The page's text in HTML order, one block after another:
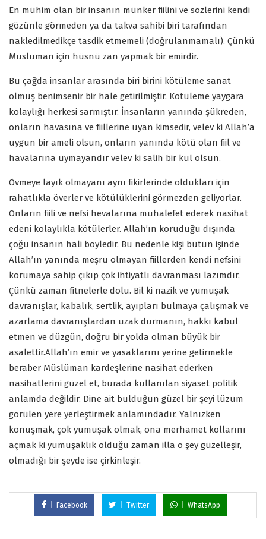
En mühim olan bir insanın münker fiilini ve sözlerini kendi
gözünle görmeden ya da takva sahibi biri tarafından
nakledilmedikçe tasdik etmemeli (doğrulanmamalı). Çünkü
Müslüman için hüsnü zan yapmak bir emirdir.
Bu çağda insanlar arasında biri birini kötüleme sanat
olmuş benimsenir bir hale getirilmiştir. Kötüleme yaygara
kolaylığı herkesi sarmıştır. İnsanların yanında şükreden,
onların havasına ve fiillerine uyan kimsedir, velev ki Allah’a
uygun bir ameli olsun, onların yanında kötü olan fiil ve
havalarına uymayandır velev ki salih bir kul olsun.
Övmeye layık olmayanı aynı fikirlerinde oldukları için
rahatlıkla överler ve kötülüklerini görmezden geliyorlar.
Onların fiili ve nefsi hevalarına muhalefet ederek nasihat
edeni kolaylıkla kötülerler. Allah’ın koruduğu dışında
çoğu insanın hali böyledir. Bu nedenle kişi bütün işinde
Allah’ın yanında meşru olmayan fiillerden kendi nefsini
korumaya sahip çıkıp çok ihtiyatlı davranması lazımdır.
Çünkü zaman fitnelerle dolu. Bil ki nazik ve yumuşak
davranışlar, kabalık, sertlik, ayıpları bulmaya çalışmak ve
azarlama davranışlardan uzak durmanın, hakkı kabul
etmen ve düzgün, doğru bir yolda olman büyük bir
asalettir.Allah’ın emir ve yasaklarını yerine getirmekle
beraber Müslüman kardeşlerine nasihat ederken
nasihatlerini güzel et, burada kullanılan siyaset politik
anlamda değildir. Dine ait bulduğun güzel bir şeyi lüzum
görülen yere yerleştirmek anlamındadır. Yalnızken
konuşmak, çok yumuşak olmak, ona merhamet kollarını
açmak ki yumuşaklık olduğu zaman illa o şey güzelleşir,
olmadığı bir şeyde ise çirkinleşir.
Facebook Twitter WhatsApp